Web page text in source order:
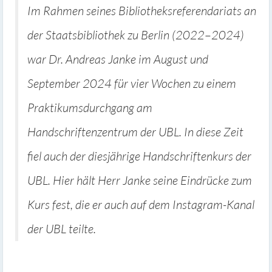
Im Rahmen seines Bibliotheksreferendariats an
der Staatsbibliothek zu Berlin (2022–2024)
war Dr. Andreas Janke im August und
September 2024 für vier Wochen zu einem
Praktikumsdurchgang am
Handschriftenzentrum der UBL. In diese Zeit
fiel auch der diesjährige Handschriftenkurs der
UBL. Hier hält Herr Janke seine Eindrücke zum
Kurs fest, die er auch auf dem Instagram-Kanal
der UBL teilte.